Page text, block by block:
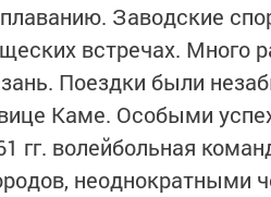
Заводские
встречах. Много
Поездки были
Каме. Особыми
гг. волейбольная
неоднократными